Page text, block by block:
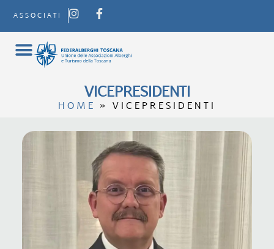
ASSOCIATI
VICEPRESIDENTI
HOME » VICEPRESIDENTI